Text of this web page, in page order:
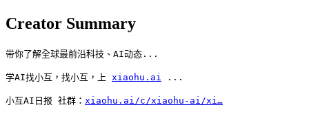
Creator Summary
带你了解全球最前沿科技、AI动态...
学AI找小互，找小互，上 xiaohu.ai ...
小互AI日报 社群： xiaohu.ai/c/xiaohu-ai/xi…